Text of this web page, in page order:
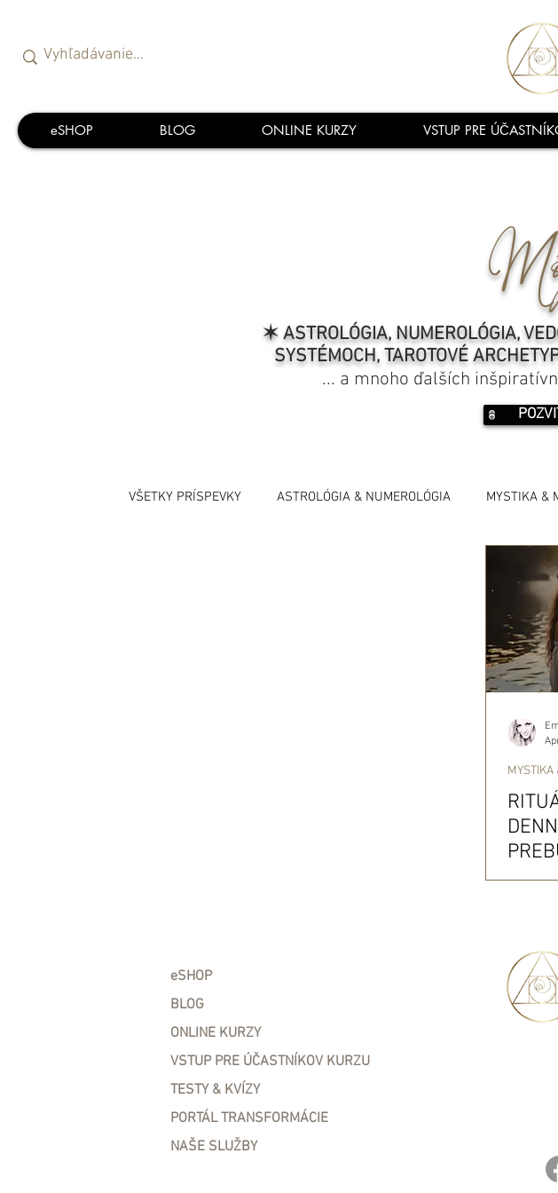
eSHOP BLOG ONLINE KURZY VSTUP PRE
✶ ASTROLÓGIA, NUMEROLÓGIA,
SYSTÉMOCH, TAROTOVÉ
... a mnoho ďalších
VŠETKY PRÍSPEVKY ASTROLÓGIA & NUMEROLÓGIA MYSTIKA &
MYSTIKA
eSHOP
BLOG
ONLINE KURZY
VSTUP PRE ÚČASTNÍKOV KURZU
TESTY & KVÍZY
PORTÁL TRANSFORMÁCIE
NAŠE SLUŽBY